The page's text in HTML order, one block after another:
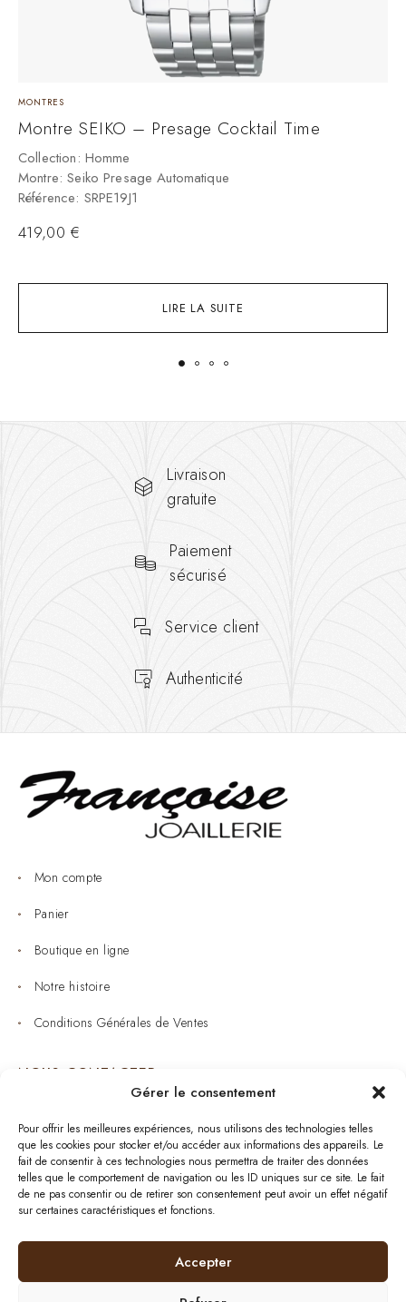
Gérer le consentement
Pour offrir les meilleures expériences, nous utilisons des technologies telles
que les cookies pour stocker et/ou accéder aux informations des appareils. Le
fait de consentir à ces technologies nous permettra de traiter des données
telles que le comportement de navigation ou les ID uniques sur ce site. Le fait
de ne pas consentir ou de retirer son consentement peut avoir un effet négatif
sur certaines caractéristiques et fonctions.
Accepter
LIRE LA SUITE
MONTRES
Montre SEIKO – Presage Cocktail Time
Collection: Homme
Montre: Seiko Presage Automatique
Référence: SRPE19J1
419,00 €
Livraison
gratuite
Paiement
sécurisé
Service client
Authenticité
Mon compte
Panier
Boutique en ligne
Notre histoire
Conditions Générales de Ventes
NOUS CONTACTER
Bijouterie : 05 53 53 64 11
Mardi au Samedi: 09:00 - 19:00
bijouterie.lavergne@orange.fr